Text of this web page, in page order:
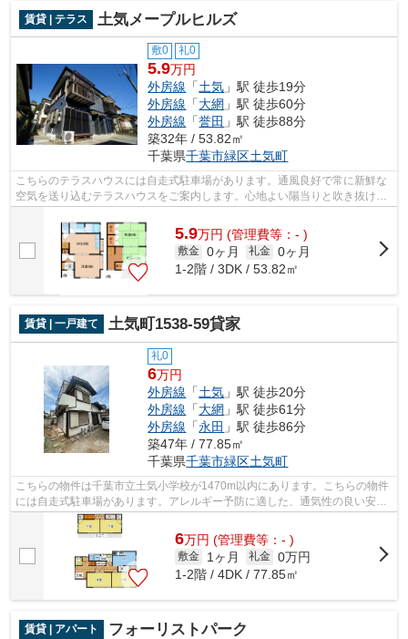
賃貸 | テラス 土気メープルヒルズ
敷0 礼0
5.9万円
外房線 「土気 」駅 徒歩19分
外房線 「大網 」駅 徒歩60分
外房線 「誉田 」駅 徒歩88分
築32年 / 53.82㎡
千葉県千葉市緑区土気町
こちらのテラスハウスには自走式駐車場があります。通風良好で常に新鮮な
空気を送り込むテラスハウスをご案内します。心地よい陽当りと吹き抜ける
5.9万円 (管理費等：- )
敷金 0ヶ月 礼金 0ヶ月
1-2階 / 3DK / 53.82㎡
賃貸 | 一戸建て 土気町1538-59貸家
礼0
6万円
外房線 「土気 」駅 徒歩20分
外房線 「大網 」駅 徒歩61分
外房線 「永田 」駅 徒歩86分
築47年 / 77.85㎡
千葉県千葉市緑区土気町
こちらの物件は千葉市立土気小学校が1470m以内にあります。こちらの物件
には自走式駐車場があります。アレルギー予防に適した、通気性の良い安心
の物件です。健康な体は新鮮な空気を吸...
6万円 (管理費等：- )
敷金 1ヶ月 礼金 0万円
1-2階 / 4DK / 77.85㎡
賃貸 | アパート フォーリストパーク